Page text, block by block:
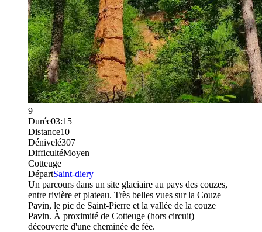
9
Durée03:15
Distance10
Dénivelé307
DifficultéMoyen
Cotteuge
DépartSaint-diery
Un parcours dans un site glaciaire au pays des couzes,
entre rivière et plateau. Très belles vues sur la Couze
Pavin, le pic de Saint-Pierre et la vallée de la couze
Pavin. À proximité de Cotteuge (hors circuit)
découverte d'une cheminée de fée.